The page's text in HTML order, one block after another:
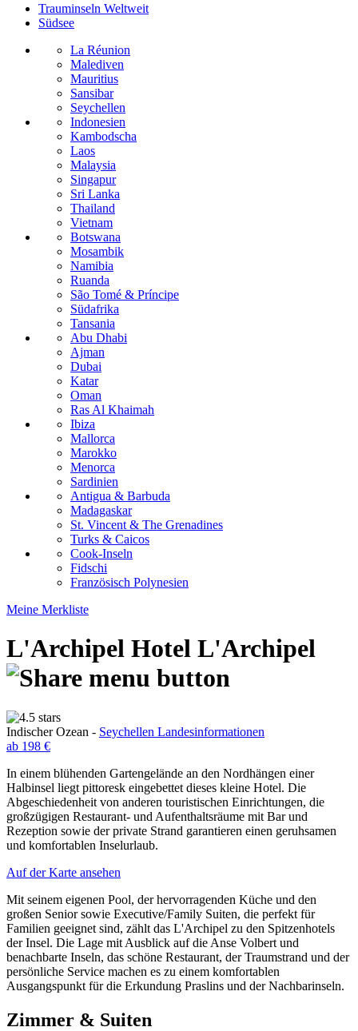
Trauminseln Weltweit
Südsee
La Réunion
Malediven
Mauritius
Sansibar
Seychellen
Indonesien
Kambodscha
Laos
Malaysia
Singapur
Sri Lanka
Thailand
Vietnam
Botswana
Mosambik
Namibia
Ruanda
São Tomé & Príncipe
Südafrika
Tansania
Abu Dhabi
Ajman
Dubai
Katar
Oman
Ras Al Khaimah
Ibiza
Mallorca
Marokko
Menorca
Sardinien
Antigua & Barbuda
Madagaskar
St. Vincent & The Grenadines
Turks & Caicos
Cook-Inseln
Fidschi
Französisch Polynesien
Meine Merkliste
L'Archipel Hotel L'Archipel
Indischer Ozean - Seychellen Landesinformationen
ab 198 €
In einem blühenden Gartengelände an den Nordhängen einer
Halbinsel liegt pittoresk eingebettet dieses kleine Hotel. Die
Abgeschiedenheit von anderen touristischen Einrichtungen, die
großzügigen Restaurant- und Aufenthaltsräume mit Bar und
Rezeption sowie der private Strand garantieren einen geruhsamen
und komfortablen Inselurlaub.
Auf der Karte ansehen
Mit seinem eigenen Pool, der hervorragenden Küche und den
großen Senior sowie Executive/Family Suiten, die perfekt für
Familien geeignet sind, zählt das L'Archipel zu den Spitzenhotels
der Insel. Die Lage mit Ausblick auf die Anse Volbert und
benachbarte Inseln, das schöne Restaurant, der Traumstrand und der
persönliche Service machen es zu einem komfortablen
Ausgangspunkt für die Erkundung Praslins und der Nachbarinseln.
Zimmer & Suiten